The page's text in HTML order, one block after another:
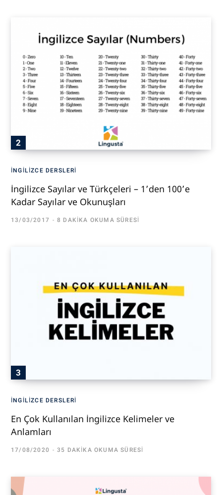
İNGILIZCE DERSLERI
İngilizce Sayılar ve Türkçeleri – 1’den 100’e
Kadar Sayılar ve Okunuşları
13/03/2017 8 DAKIKA OKUMA SÜRESI
İNGILIZCE DERSLERI
En Çok Kullanılan İngilizce Kelimeler ve
Anlamları
17/08/2020 35 DAKIKA OKUMA SÜRESI